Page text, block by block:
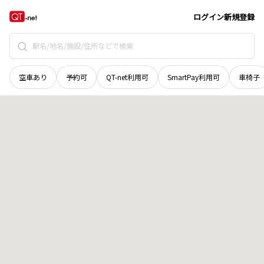
ログイン新規登録
空車あり 予約可 QT-net利用可 SmartPay利用可 車椅子
広島県